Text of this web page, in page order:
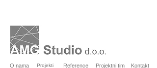
O nama Projekti Reference Projektni tim Kontakt